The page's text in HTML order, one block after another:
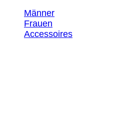
Männer
Frauen
Accessoires